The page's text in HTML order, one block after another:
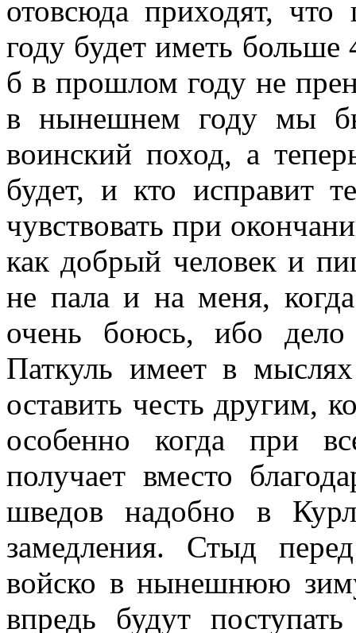
отовсюда приходят,
году будет иметь
б в прошлом году не
в нынешнем году мы
воинский поход, а
будет, и кто исправит
чувствовать при
как добрый человек и
не пала и на меня,
очень боюсь, ибо дело
Паткуль имеет в
оставить честь другим,
особенно когда при
получает вместо
шведов надобно в
замедления. Стыд
войско в нынешнюю
впредь будут